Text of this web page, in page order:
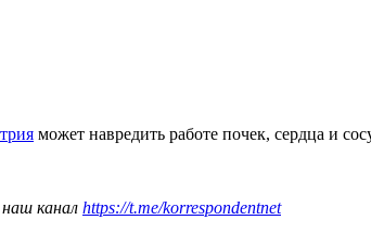
может навредить работе почек, сердца и
канал https://t.me/korrespondentnet